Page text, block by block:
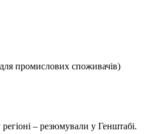
промислових споживачів)
– резюмували у Генштабі.